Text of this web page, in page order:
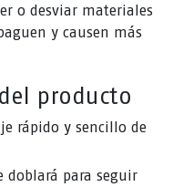
o desviar materiales
y causen más
producto
rápido y sencillo de
doblará para seguir